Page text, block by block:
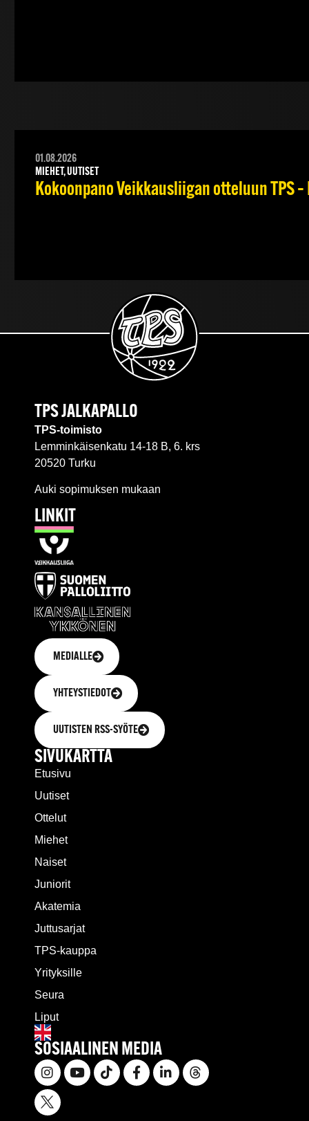
01.08.2026
MIEHET, UUTISET
Kokoonpano Veikkausliigan otteluun TPS
TPS JALKAPALLO
TPS-toimisto
Lemminkäisenkatu 14-18 B, 6. krs
20520 Turku
Auki sopimuksen mukaan
LINKIT
MEDIALLE
YHTEYSTIEDOT
UUTISTEN RSS-SYÖTE
SIVUKARTTA
Etusivu
Uutiset
Ottelut
Miehet
Naiset
Juniorit
Akatemia
Juttusarjat
TPS-kauppa
Yrityksille
Seura
Liput
SOSIAALINEN MEDIA